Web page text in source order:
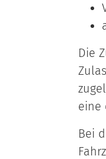
Die
eine
Bei